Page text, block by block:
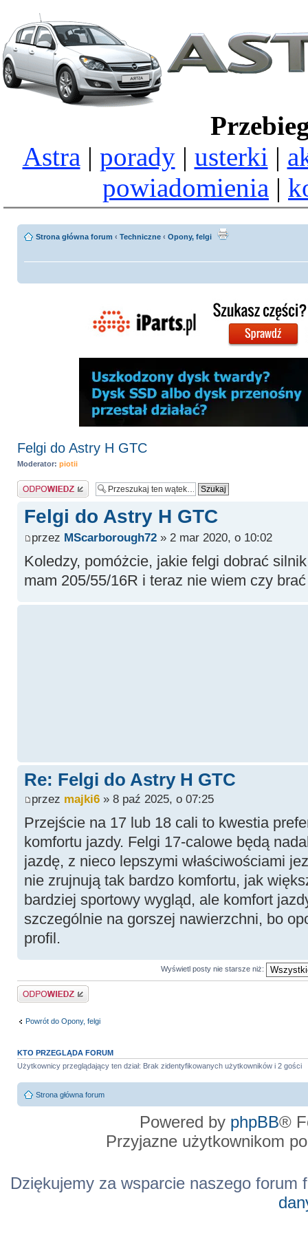
Astra | porady| usterki |
powiadomienia |
Strona główna forum ‹ Techniczne ‹ Opony, felgi
Felgi do Astry H GTC
Moderator: piotii
Odpowiedz
Felgi do Astry H GTC
przez MScarborough72» 2 mar 2020, o 10:02
Koledzy, pomóżcie, jakie felgi dobrać
mam 205/55/16R i teraz nie wiem czy
Re: Felgi do Astry H GTC
przez majki6» 8 paź 2025, o 07:25
Przejście na 17 lub 18 cali to kwestia
komfortu jazdy. Felgi 17-calowe będą
jazdę, z nieco lepszymi właściwościami
nie zrujnują tak bardzo komfortu, jak
bardziej sportowy wygląd, ale komfort
szczególnie na gorszej nawierzchni, bo
profil.
Wyświetl posty nie starsze niż:
Odpowiedz
Powrót do Opony, felgi
KTO PRZEGLĄDA FORUM
Użytkownicy przeglądający ten dział: Brak zidentyfikowanych użytkowników i 2 gości
Strona główna forum
Powered by phpBB®
Przyjazne użytkownikom
Dziękujemy za wsparcie naszego